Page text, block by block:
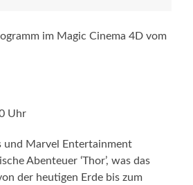
im Magic Cinema 4D vom
Uhr
und Marvel Entertainment
Abenteuer ‘Thor’, was das
der heutigen Erde bis zum